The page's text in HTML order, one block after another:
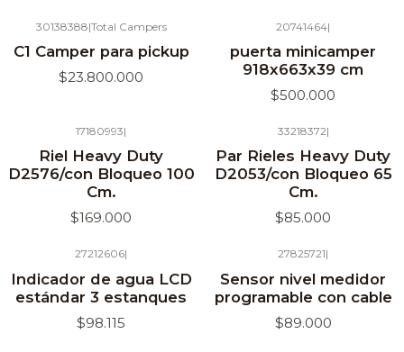
30138388|Total Campers
C1 Camper para pickup
$23.800.000
20741464|
puerta minicamper
918x663x39 cm
$500.000
17180993|
Riel Heavy Duty
D2576/con Bloqueo 100
Cm.
$169.000
33218372|
Par Rieles Heavy Duty
D2053/con Bloqueo 65
Cm.
$85.000
27212606|
Indicador de agua LCD
estándar 3 estanques
$98.115
27825721|
Sensor nivel medidor
programable con cable
$89.000